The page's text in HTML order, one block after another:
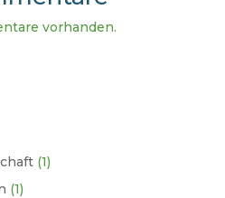
vorhanden.
(1)
(1)